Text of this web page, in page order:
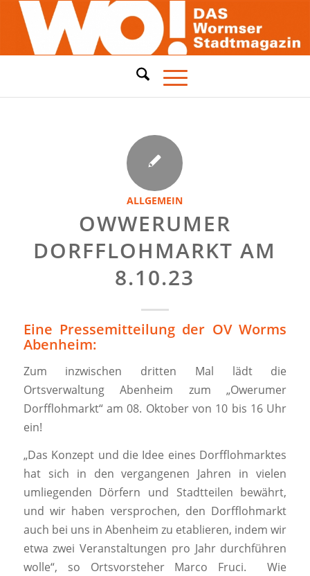
ALLGEMEIN
OWWERUMER
DORFFLOHMARKT AM
8.10.23
Eine Pressemitteilung der OV Worms
Abenheim:
Zum inzwischen dritten Mal lädt die
Ortsverwaltung Abenheim zum „Owerumer
Dorfflohmarkt“ am 08. Oktober von 10 bis 16 Uhr
ein!
„Das Konzept und die Idee eines Dorfflohmarktes
hat sich in den vergangenen Jahren in vielen
umliegenden Dörfern und Stadtteilen bewährt,
und wir haben versprochen, den Dorfflohmarkt
auch bei uns in Abenheim zu etablieren, indem wir
etwa zwei Veranstaltungen pro Jahr durchführen
wolle“, so Ortsvorsteher Marco Fruci. Wie